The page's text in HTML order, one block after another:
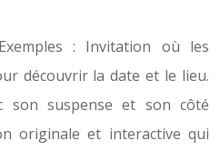
: Invitation où les
découvrir la date et le lieu.
son suspense et son côté
originale et interactive qui